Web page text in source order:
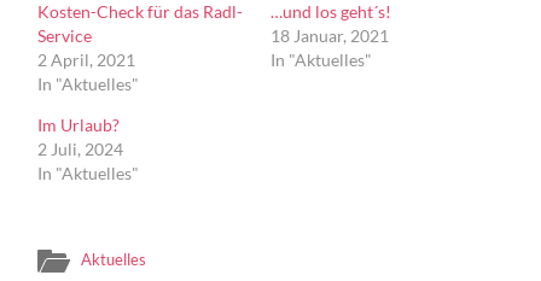
Kosten-Check für das Radl-
Service
2 April, 2021
In "Aktuelles"
…und los geht´s!
18 Januar, 2021
In "Aktuelles"
Im Urlaub?
2 Juli, 2024
In "Aktuelles"
Aktuelles